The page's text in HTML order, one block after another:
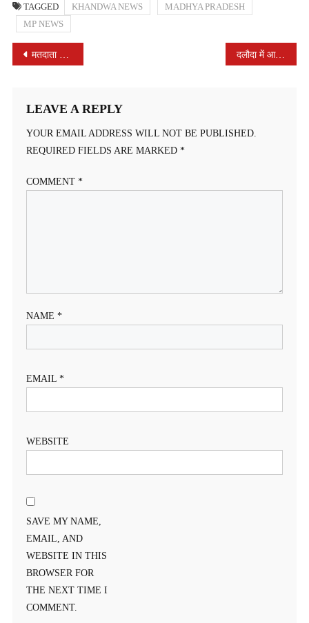
TAGGED KHANDWA NEWS
MADHYA PRADESH
MP NEWS
POST
मतदाता जागरूकता के संबंध में आयोजित हुई एक दिवसीय कार्यशाला दलौदा में आयोजित हुआ ‘समाधान आपके द्वार’ अभियान का समापन शिविर
LEAVE A REPLY
YOUR EMAIL ADDRESS WILL NOT BE PUBLISHED.
REQUIRED FIELDS ARE MARKED *
COMMENT *
NAME *
EMAIL *
WEBSITE
SAVE MY NAME,
EMAIL, AND
WEBSITE IN THIS
BROWSER FOR
THE NEXT TIME I
COMMENT.